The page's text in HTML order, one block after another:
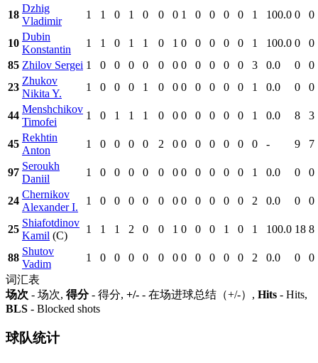
18
Dzhig
Vladimir
1 1 0 1 0 0 0 1 0 0 0 0 1 100.0 0 0
10
Dubin
Konstantin
1 1 0 1 1 0 1 0 0 0 0 0 1 100.0 0
0
85 Zhilov Sergei 1 0 0 0 0 0 0 0 0 0 0 0 3 0.0 0
0
23
Zhukov
Nikita Y.
1 0 0 0 1 0 0 0 0 0 0 0 1 0.0 0 0
44
Menshchikov
Timofei
1 0 1 1 1 0 0 0 0 0 0 0 1 0.0 8 3
45
Rekhtin
Anton
1 0 0 0 0 2 0 0 0 0 0 0 0 - 9 7
97
Seroukh
Daniil
1 0 0 0 0 0 0 0 0 0 0 0 1 0.0 0 0
24
Chernikov
Alexander I.
1 0 0 0 0 0 0 0 0 0 0 0 2 0.0 0 0
25
Shiafotdinov
Kamil (C)
1 1 1 2 0 0 1 0 0 0 1 0 1 100.0 18 8
88
Shutov
Vadim
1 0 0 0 0 0 0 0 0 0 0 0 2 0.0 0
0
词汇表
场次 - 场次, 得分- 得分, +/- - 在场进球总结（+/-）, Hits - Hits,
BLS - Blocked shots
球队统计